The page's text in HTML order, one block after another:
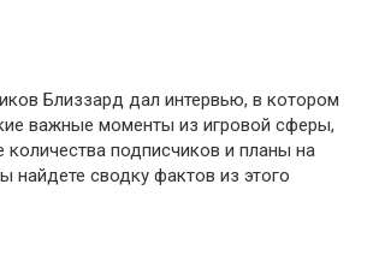
Близзард дал интервью, в котором
важные моменты из игровой сферы,
количества подписчиков и планы на
найдете сводку фактов из этого